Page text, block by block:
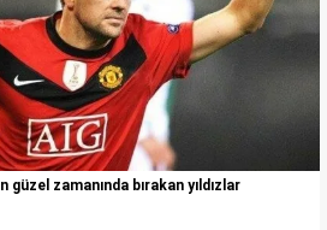
zamanında bırakan yıldızlar